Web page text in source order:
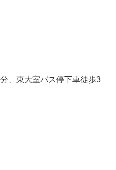
、東大室バス停下車徒歩3